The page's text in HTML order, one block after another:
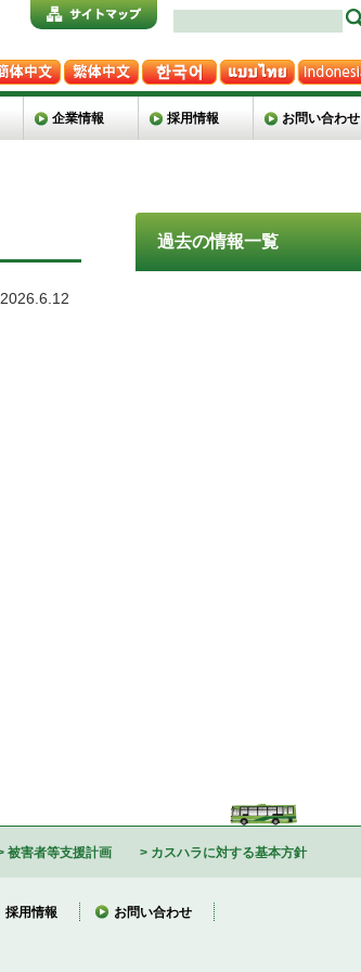
企業情報 採用情報 お問い合わせ
過去の情報一覧
2026.6.12
被害者等支援計画 カスハラに対する基本方針
採用情報 お問い合わせ